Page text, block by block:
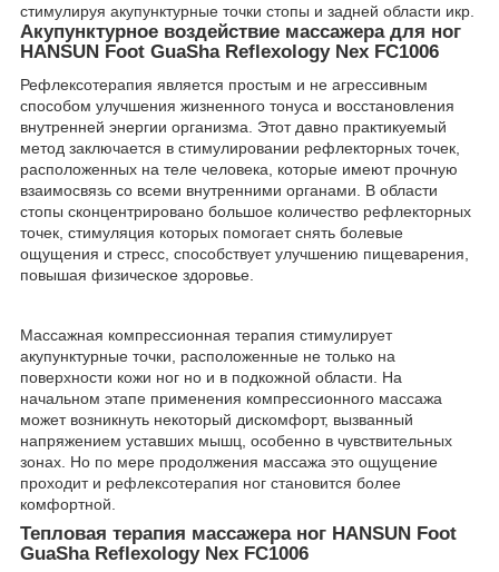
стимулируя акупунктурные точки стопы и задней области икр.
Акупунктурное воздействие массажера для ног
HANSUN Foot GuaSha Reflexology Nex FC1006
Рефлексотерапия является простым и не агрессивным
способом улучшения жизненного тонуса и восстановления
внутренней энергии организма. Этот давно практикуемый
метод заключается в стимулировании рефлекторных точек,
расположенных на теле человека, которые имеют прочную
взаимосвязь со всеми внутренними органами. В области
стопы сконцентрировано большое количество рефлекторных
точек, стимуляция которых помогает снять болевые
ощущения и стресс, способствует улучшению пищеварения,
повышая физическое здоровье.
Массажная компрессионная терапия стимулирует
акупунктурные точки, расположенные не только на
поверхности кожи ног но и в подкожной области. На
начальном этапе применения компрессионного массажа
может возникнуть некоторый дискомфорт, вызванный
напряжением уставших мышц, особенно в чувствительных
зонах. Но по мере продолжения массажа это ощущение
проходит и рефлексотерапия ног становится более
комфортной.
Тепловая терапия массажера ног HANSUN Foot
GuaSha Reflexology Nex FC1006